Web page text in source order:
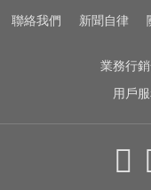
川普嗆伊
聯絡我們 新聞自律
業務行銷
用戶服